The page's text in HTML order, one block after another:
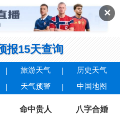
✕
报15天查询
旅游天气
历史天气
天气预警 中国地图
命中贵人 八字合婚